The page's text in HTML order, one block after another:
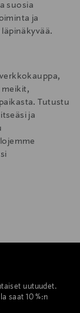
suosia
ja
Tutustu
ja
uutuudet.
saat 10 %:n